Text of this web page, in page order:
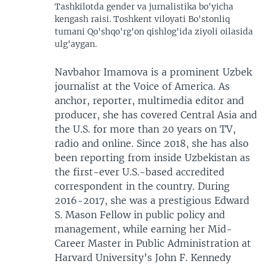
Tashkilotda gender va jurnalistika bo'yicha
kengash raisi. Toshkent viloyati Bo'stonliq
tumani Qo'shqo'rg'on qishlog'ida ziyoli oilasida
ulg'aygan.
Navbahor Imamova is a prominent Uzbek
journalist at the Voice of America. As
anchor, reporter, multimedia editor and
producer, she has covered Central Asia and
the U.S. for more than 20 years on TV,
radio and online. Since 2018, she has also
been reporting from inside Uzbekistan as
the first-ever U.S.-based accredited
correspondent in the country. During
2016-2017, she was a prestigious Edward
S. Mason Fellow in public policy and
management, while earning her Mid-
Career Master in Public Administration at
Harvard University’s John F. Kennedy